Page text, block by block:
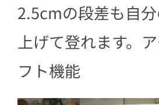
2.5cmの段差も自
上げて登れます。
フト機能